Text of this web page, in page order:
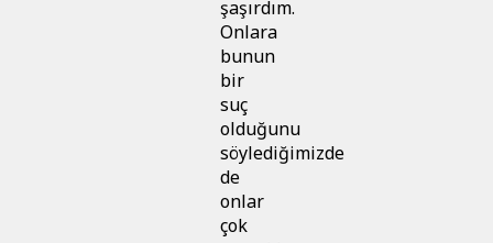
şaşırdım.
Onlara
bunun
bir
suç
olduğunu
söylediğimizde
de
onlar
çok